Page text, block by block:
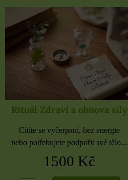
Rituál Zdraví a obnova síly
Cítíte se vyčerpaní, bez energie
nebo potřebujete podpořit své tělo...
1500 Kč